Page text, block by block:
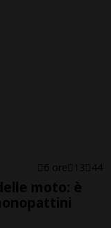
6 ore 13 44
moto: è